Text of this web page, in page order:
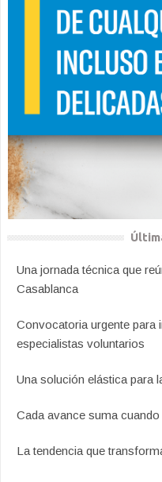
Una jornada técnica que
Casablanca
Convocatoria urgente para
especialistas voluntarios
Una solución elástica para
Cada avance suma
La tendencia que